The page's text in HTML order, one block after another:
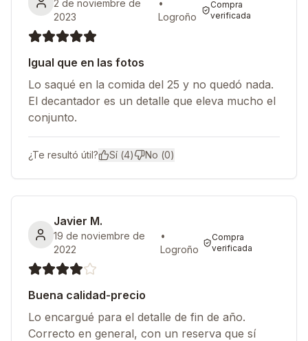
2 de noviembre de
2023
•
Logroño
Compra
verificada
Igual que en las fotos
Lo saqué en la comida del 25 y no quedó nada.
El decantador es un detalle que eleva mucho el
conjunto.
¿Te resultó útil? Sí (4) No (0)
Javier M.
19 de noviembre de
2022
•
Logroño
Compra
verificada
Buena calidad-precio
Lo encargué para el detalle de fin de año.
Correcto en general, con un reserva que sí